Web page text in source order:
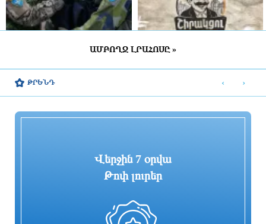
ամենամեծը մի քանի տասնամյակի
ընթացքում
ԱՄԲՈՂՋ ԼՐԱՀՈՍԸ »
ԹՐԵՆԴ
Վերջին 7 օրվա
Թոփ լուրեր
‹ ›